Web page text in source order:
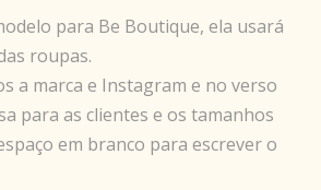
para Be Boutique, ela usará
roupas.
a marca e Instagram e no verso
para as clientes e os tamanhos
em branco para escrever o